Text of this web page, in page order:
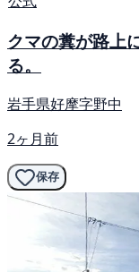
クマの糞が路上
る。
岩手県好摩字野中
2ヶ月前
保存